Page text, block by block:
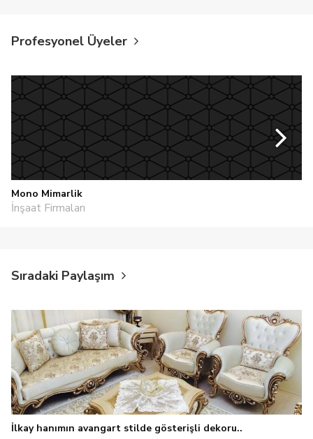
Profesyonel Üyeler
Mono Mimarlik
İnşaat Firmaları
Sıradaki Paylaşım
İlkay hanımın avangart stilde gösterişli dekoru..